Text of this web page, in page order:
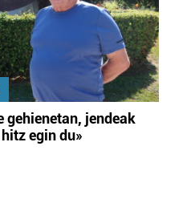
gehienetan, jendeak
egin du»